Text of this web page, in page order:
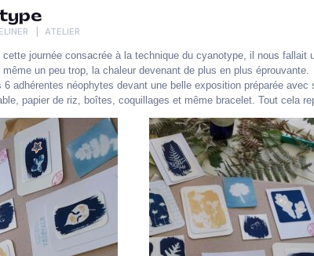
ATELIER
journée consacrée à la technique du cyanotype, il nous
un peu trop, la chaleur devenant de plus en plus éprouvante.
6 adhérentes néophytes devant une belle exposition préparée
papier de riz, boîtes, coquillages et même bracelet. Tout cela